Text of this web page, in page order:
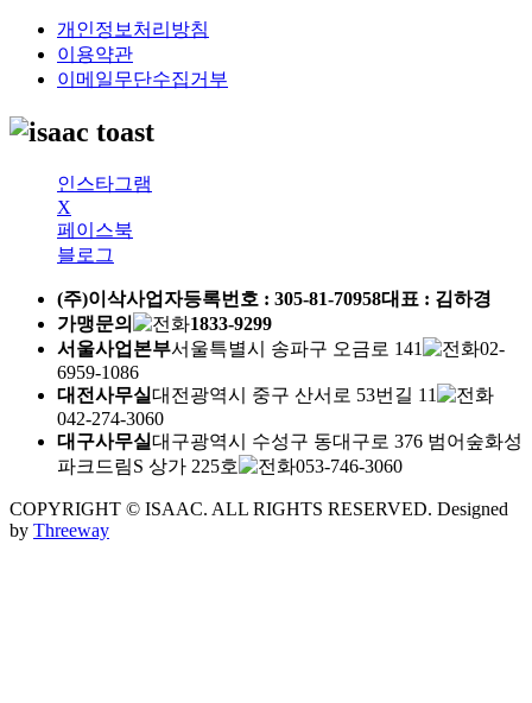
개인정보처리방침
이용약관
이메일무단수집거부
인스타그램
X
페이스북
블로그
(주)이삭사업자등록번호 : 305-81-70958대표 : 김하경
가맹문의
1833-9299
서울사업본부서울특별시 송파구 오금로 141
02-
6959-1086
대전사무실대전광역시 중구 산서로 53번길 11
042-274-3060
대구사무실대구광역시 수성구 동대구로 376 범어숲화성
파크드림S 상가 225호
053-746-3060
COPYRIGHT © ISAAC. ALL RIGHTS RESERVED. Designed
by Threeway